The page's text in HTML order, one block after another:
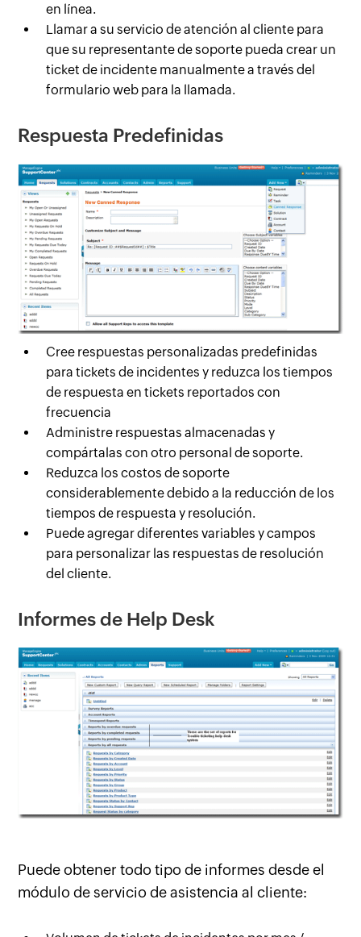
en línea.
Llamar a su servicio de atención al cliente para
que su representante de soporte pueda crear un
ticket de incidente manualmente a través del
formulario web para la llamada.
Respuesta Predefinidas
Cree respuestas personalizadas predefinidas
para tickets de incidentes y reduzca los tiempos
de respuesta en tickets reportados con
frecuencia
Administre respuestas almacenadas y
compártalas con otro personal de soporte.
Reduzca los costos de soporte
considerablemente debido a la reducción de los
tiempos de respuesta y resolución.
Puede agregar diferentes variables y campos
para personalizar las respuestas de resolución
del cliente.
Informes de Help Desk
Puede obtener todo tipo de informes desde el
módulo de servicio de asistencia al cliente: